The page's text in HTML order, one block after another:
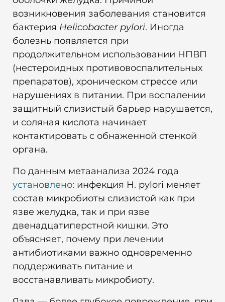
возникновения заболевания становится
бактерия Helicobacter pylori. Иногда
болезнь появляется при
продолжительном использовании НПВП
(нестероидных противовоспалительных
препаратов), хроническом стрессе или
нарушениях в питании. При воспалении
защитный слизистый барьер нарушается,
и соляная кислота начинает
контактировать с обнаженной стенкой
органа.
По данным метаанализа 2024 года
установлено: инфекция H. pylori меняет
состав микробиоты слизистой как при
язве желудка, так и при язве
двенадцатиперстной кишки. Это
объясняет, почему при лечении
антибиотиками важно одновременно
поддерживать питание и
восстанавливать микробиоту.